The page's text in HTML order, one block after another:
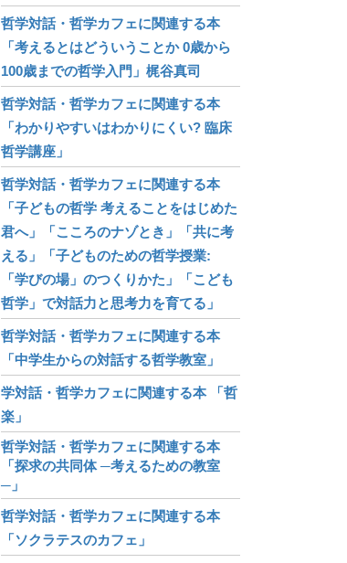
哲学対話・哲学カフェに関連する本
「考えるとはどういうことか 0歳から
100歳までの哲学入門」梶谷真司
哲学対話・哲学カフェに関連する本
「わかりやすいはわかりにくい? 臨床
哲学講座」
哲学対話・哲学カフェに関連する本
「子どもの哲学 考えることをはじめた
君へ」「こころのナゾとき」「共に考
える」「子どものための哲学授業:
「学びの場」のつくりかた」「こども
哲学」で対話力と思考力を育てる」
哲学対話・哲学カフェに関連する本
「中学生からの対話する哲学教室」
学対話・哲学カフェに関連する本 「哲
楽」
哲学対話・哲学カフェに関連する本
「探求の共同体 ─考えるための教室
─」
哲学対話・哲学カフェに関連する本
「ソクラテスのカフェ」